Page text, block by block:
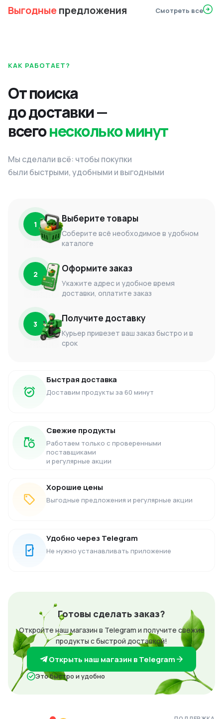
Выгодныепредложения Смотреть все
КАК РАБОТАЕТ?
От поиска
до доставки —
всегонесколько минут
Мы сделали всё: чтобы покупки
были быстрыми, удобными и выгодными
1 Выберите товары
Соберите всё необходимое в удобном
каталоге
2 Оформите заказ
Укажите адрес и удобное время
доставки, оплатите заказ
3 Получите доставку
Курьер привезет ваш заказ быстро и в
срок
Быстрая доставка
Доставим продукты за 60 минут
Свежие продукты
Работаем только с проверенными
поставщиками
и регулярные акции
Хорошие цены
Выгодные предложения и регулярные акции
Удобно через Telegram
Не нужно устанавливать приложение
Готовы сделать заказ?
Откройте наш магазин в Telegram и получите свежие
продукты с быстрой доставкой!
Открыть наш магазин в Telegram
Это быстро и удобно